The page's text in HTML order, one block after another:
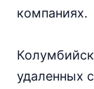
компаниях.
удаленных